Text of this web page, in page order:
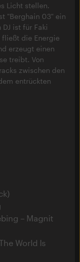
Licht stellen.
"Berghain 03" ein
ist für Faki
fließt die Energie
erzeugt einen
treibt. Von
zwischen den
entrückten
– Magnit
World Is